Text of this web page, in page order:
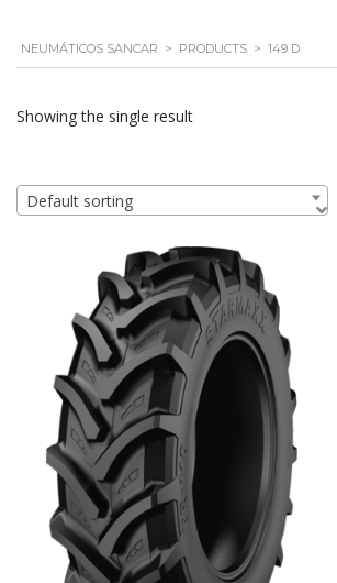
NEUMÁTICOS SANCAR > PRODUCTS > 149 D
Showing the single result
Default sorting